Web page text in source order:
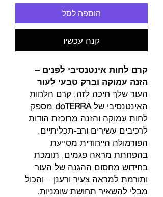
הוספה לסל
קנה עכשיו
קרם לחות אינטנסיבי לפנים –
הזנה עמוקה וברק טבעי לעור
העור שלך חיכה לזה: קרם הלחות
האינטנסיבי שלdoTERRA מספק
לחות עמוקה והזנה מרוכזת הודות
לרכיבים עשירים ורב-תכליתיים.
הפורמולה הייחודית מסייעת
בהפחתת מראה פגמים, תומכת
בחידוש מחסום ההגנה של העור
ותורמת למראה צעיר ורענן – והכול
מבלי להשאיר תחושת שומניות.